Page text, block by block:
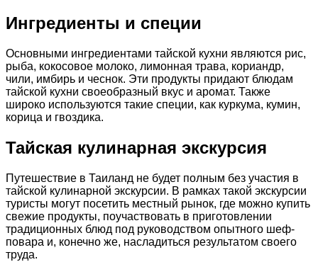
Ингредиенты и специи
Основными ингредиентами тайской кухни являются рис,
рыба, кокосовое молоко, лимонная трава, кориандр,
чили, имбирь и чеснок. Эти продукты придают блюдам
тайской кухни своеобразный вкус и аромат. Также
широко используются такие специи, как куркума, кумин,
корица и гвоздика.
Тайская кулинарная экскурсия
Путешествие в Таиланд не будет полным без участия в
тайской кулинарной экскурсии. В рамках такой экскурсии
туристы могут посетить местный рынок, где можно купить
свежие продукты, поучаствовать в приготовлении
традиционных блюд под руководством опытного шеф-
повара и, конечно же, насладиться результатом своего
труда.